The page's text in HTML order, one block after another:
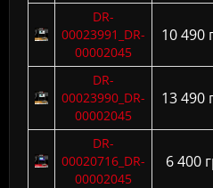
DR-
00023991_DR-
00002045
10 490
DR-
00023990_DR-
00002045
13 490
DR-
00020716_DR-
00002045
6 400